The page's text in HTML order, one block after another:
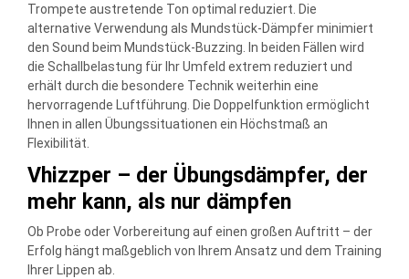
Trompete austretende Ton optimal reduziert. Die
alternative Verwendung als Mundstück-Dämpfer minimiert
den Sound beim Mundstück-Buzzing. In beiden Fällen wird
die Schallbelastung für Ihr Umfeld extrem reduziert und
erhält durch die besondere Technik weiterhin eine
hervorragende Luftführung. Die Doppelfunktion ermöglicht
Ihnen in allen Übungssituationen ein Höchstmaß an
Flexibilität.
Vhizzper – der Übungsdämpfer, der
mehr kann, als nur dämpfen
Ob Probe oder Vorbereitung auf einen großen Auftritt – der
Erfolg hängt maßgeblich von Ihrem Ansatz und dem Training
Ihrer Lippen ab.